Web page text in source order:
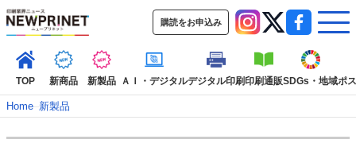
購読をお申込み
TOP 新商品 新製品 ＡＩ・デジタルデジタル印刷印刷通販SDGs・地域ポ
Home–新製品